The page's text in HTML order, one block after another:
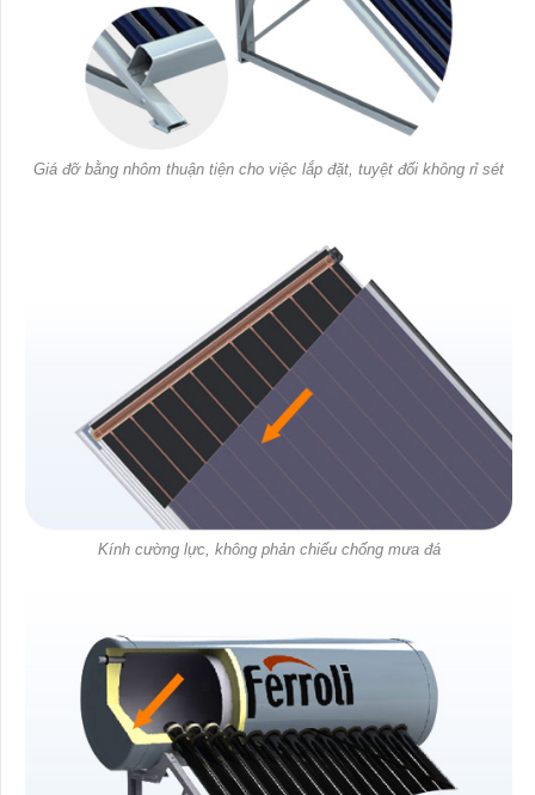
Giá đỡ bằng nhôm thuận tiện cho việc lắp đặt, tuyệt đối không rỉ sét
Kính cường lực, không phản chiếu chống mưa đá